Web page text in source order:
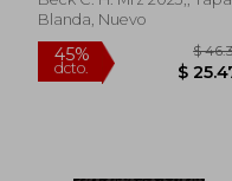
Blanda, Nuevo